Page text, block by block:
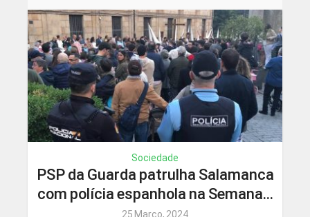
Sociedade
PSP da Guarda patrulha Salamanca
com polícia espanhola na Semana...
25 Março, 2024